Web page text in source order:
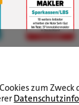
zum Zweck